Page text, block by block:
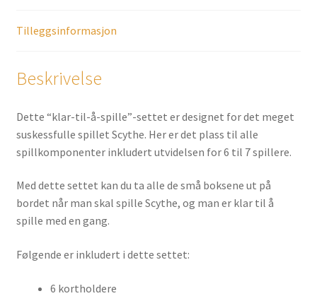
Tilleggsinformasjon
Beskrivelse
Dette “klar-til-å-spille”-settet er designet for det meget
suskessfulle spillet Scythe. Her er det plass til alle
spillkomponenter inkludert utvidelsen for 6 til 7 spillere.
Med dette settet kan du ta alle de små boksene ut på
bordet når man skal spille Scythe, og man er klar til å
spille med en gang.
Følgende er inkludert i dette settet:
6 kortholdere